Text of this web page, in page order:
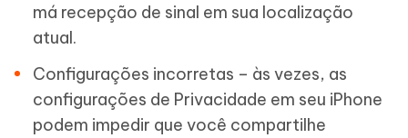
má recepção de sinal em sua localização
atual.
Configurações incorretas – às vezes, as
configurações de Privacidade em seu iPhone
podem impedir que você compartilhe